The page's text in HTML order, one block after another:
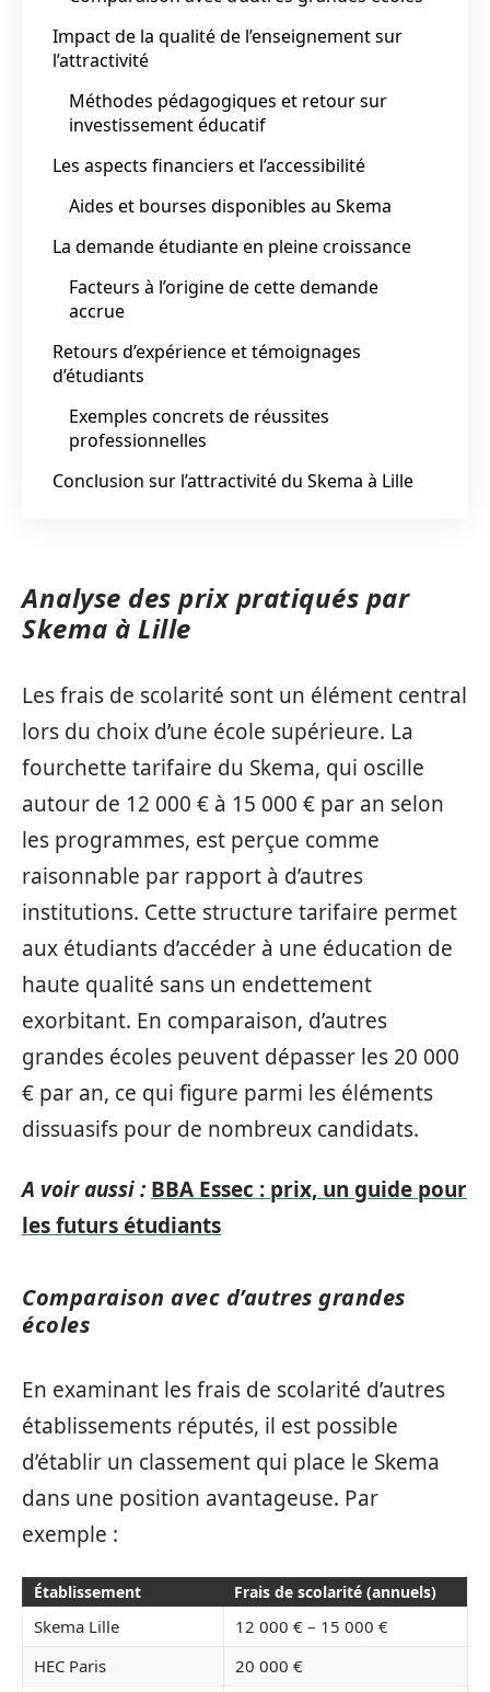
Impact de la qualité de l’enseignement sur
l’attractivité
Méthodes pédagogiques et retour sur
investissement éducatif
Les aspects financiers et l’accessibilité
Aides et bourses disponibles au Skema
La demande étudiante en pleine croissance
Facteurs à l’origine de cette demande
accrue
Retours d’expérience et témoignages
d’étudiants
Exemples concrets de réussites
professionnelles
Conclusion sur l’attractivité du Skema à Lille
Analyse des prix pratiqués par
Skema à Lille
Les frais de scolarité sont un élément central
lors du choix d’une école supérieure. La
fourchette tarifaire du Skema, qui oscille
autour de 12 000 € à 15 000 € par an selon
les programmes, est perçue comme
raisonnable par rapport à d’autres
institutions. Cette structure tarifaire permet
aux étudiants d’accéder à une éducation de
haute qualité sans un endettement
exorbitant. En comparaison, d’autres
grandes écoles peuvent dépasser les 20 000
€ par an, ce qui figure parmi les éléments
dissuasifs pour de nombreux candidats.
A voir aussi : BBA Essec : prix, un guide pour
les futurs étudiants
Comparaison avec d’autres grandes
écoles
En examinant les frais de scolarité d’autres
établissements réputés, il est possible
d’établir un classement qui place le Skema
dans une position avantageuse. Par
exemple :
Établissement Frais de scolarité (annuels)
Skema Lille
12 000 € – 15 000 €
HEC Paris
20 000 €